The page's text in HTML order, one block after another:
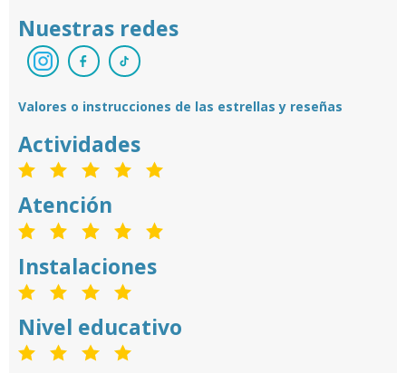
Nuestras redes
Valores o instrucciones de las estrellas y reseñas
Actividades
Atención
Instalaciones
Nivel educativo